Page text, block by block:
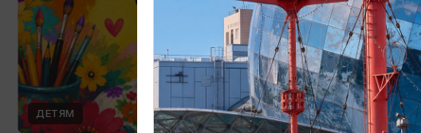
ДЕТЯМ ДЕТЯМ